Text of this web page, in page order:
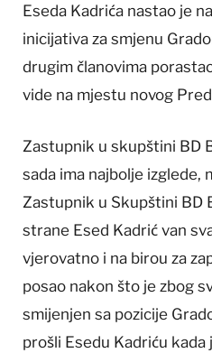
Eseda Kadrića nastao je
inicijativa za smjenu
drugim članovima
vide na mjestu novog
Zastupnik u skupštini BD
sada ima najbolje izglede,
Zastupnik u Skupštini BD
strane Esed Kadrić van
vjerovatno i na birou za
posao nakon što je zbog
smijenjen sa pozicije
prošli Esedu Kadriću